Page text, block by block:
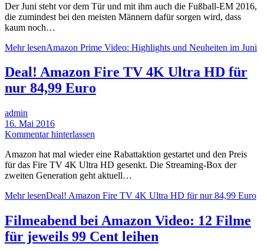
Der Juni steht vor dem Tür und mit ihm auch die Fußball-EM 2016,
die zumindest bei den meisten Männern dafür sorgen wird, dass
kaum noch…
Mehr lesenAmazon Prime Video: Highlights und Neuheiten im Juni
Deal! Amazon Fire TV 4K Ultra HD für
nur 84,99 Euro
admin
16. Mai 2016
Kommentar hinterlassen
Amazon hat mal wieder eine Rabattaktion gestartet und den Preis
für das Fire TV 4K Ultra HD gesenkt. Die Streaming-Box der
zweiten Generation geht aktuell…
Mehr lesenDeal! Amazon Fire TV 4K Ultra HD für nur 84,99 Euro
Filmeabend bei Amazon Video: 12 Filme
für jeweils 99 Cent leihen